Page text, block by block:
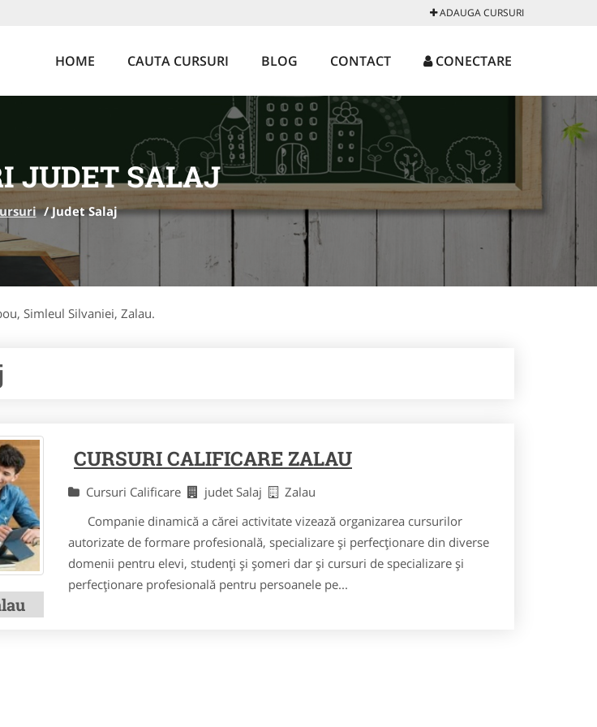
ADAUGA CURSURI
HOME CAUTA CURSURI BLOG CONTACT CONECTARE
JUDET SALAJ
/Judet Salaj
Simleul Silvaniei, Zalau.
CURSURI CALIFICARE ZALAU
Cursuri Calificare judet Salaj
Zalau
Companie dinamică a cărei activitate vizează organizarea cursurilor
autorizate de formare profesională, specializare şi perfecţionare din diverse
domenii pentru elevi, studenţi şi şomeri dar şi cursuri de specializare şi
perfecţionare profesională pentru persoanele pe...